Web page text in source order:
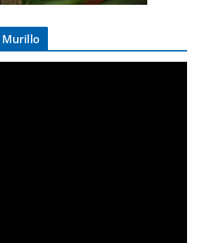
Murillo